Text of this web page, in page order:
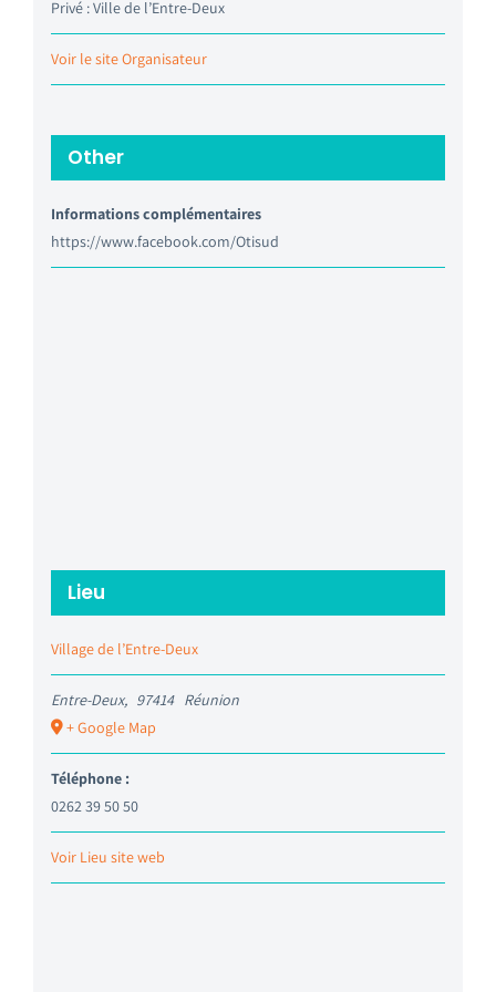
Privé : Ville de l’Entre-Deux
Voir le site Organisateur
Other
Informations complémentaires
https://www.facebook.com/Otisud
Lieu
Village de l’Entre-Deux
Entre-Deux, 97414 Réunion
+ Google Map
Téléphone :
0262 39 50 50
Voir Lieu site web